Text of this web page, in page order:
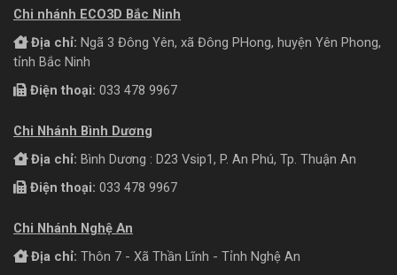
Chi nhánh ECO3D Bắc Ninh
Địa chỉ: Ngã 3 Đông Yên, xã Đông PHong, huyện Yên Phong,
tỉnh Bắc Ninh
Điện thoại: 033 478 9967
Chi Nhánh Bình Dương
Địa chỉ: Bình Dương : D23 Vsip1, P. An Phú, Tp. Thuận An
Điện thoại: 033 478 9967
Chi Nhánh Nghệ An
Địa chỉ: Thôn 7 - Xã Thần Lĩnh - Tỉnh Nghệ An